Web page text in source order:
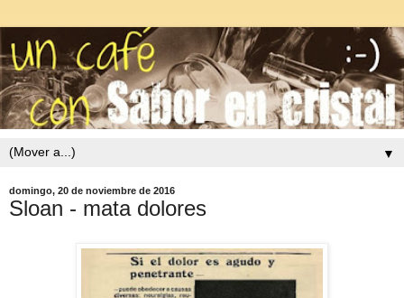
▼
domingo, 20 de noviembre de 2016
Sloan - mata dolores